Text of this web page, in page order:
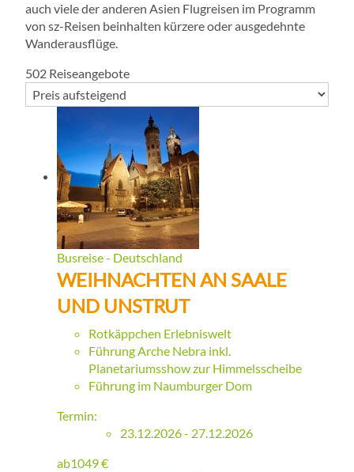
auch viele der anderen Asien Flugreisen im Programm
von sz-Reisen beinhalten kürzere oder ausgedehnte
Wanderausflüge.
502 Reiseangebote
Busreise - Deutschland
WEIHNACHTEN AN SAALE
UND UNSTRUT
Rotkäppchen Erlebniswelt
Führung Arche Nebra inkl.
Planetariumsshow zur Himmelsscheibe
Führung im Naumburger Dom
Termin:
23.12.2026 - 27.12.2026
ab1049€